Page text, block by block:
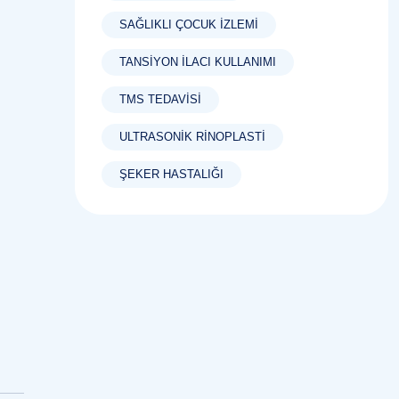
SAĞLIKLI ÇOCUK İZLEMI
TANSIYON ILACI KULLANIMI
TMS TEDAVISI
ULTRASONIK RINOPLASTI
ŞEKER HASTALIĞI